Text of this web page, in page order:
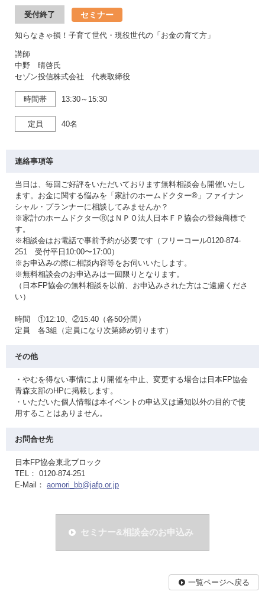
受付終了 セミナー
知らなきゃ損！子育て世代・現役世代の「お金の育て方」
講師
中野 晴啓氏
セゾン投信株式会社 代表取締役
時間帯 13:30～15:30
定員 40名
連絡事項等
当日は、毎回ご好評をいただいております無料相談会も開催いたし
ます。お金に関する悩みを「家計のホームドクター®」ファイナン
シャル・プランナーに相談してみませんか？
※家計のホームドクターⓇはＮＰＯ法人日本ＦＰ協会の登録商標で
す。
※相談会はお電話で事前予約が必要です（フリーコール0120-874-
251 受付平日10:00〜17:00）
※お申込みの際に相談内容等をお伺いいたします。
※無料相談会のお申込みは一回限りとなります。
（日本FP協会の無料相談を以前、お申込みされた方はご遠慮くださ
い）
時間 ①12:10、②15:40（各50分間）
定員 各3組（定員になり次第締め切ります）
その他
・やむを得ない事情により開催を中止、変更する場合は日本FP協会
青森支部のHPに掲載します。
・いただいた個人情報は本イベントの申込又は通知以外の目的で使
用することはありません。
お問合せ先
日本FP協会東北ブロック
TEL： 0120-874-251
E-Mail： aomori_bb@jafp.or.jp
セミナー&相談会のお申込み
一覧ページへ戻る